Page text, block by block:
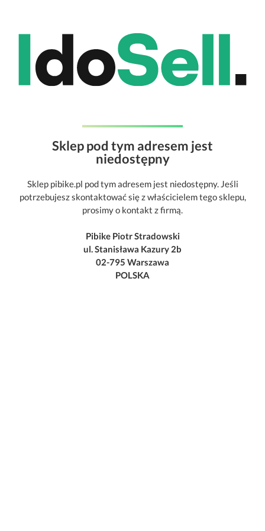
Sklep pod tym adresem jest
niedostępny
Sklep pibike.pl pod tym adresem jest niedostępny. Jeśli
potrzebujesz skontaktować się z właścicielem tego sklepu,
prosimy o kontakt z firmą.
Pibike Piotr Stradowski
ul. Stanisława Kazury 2b
02-795 Warszawa
POLSKA